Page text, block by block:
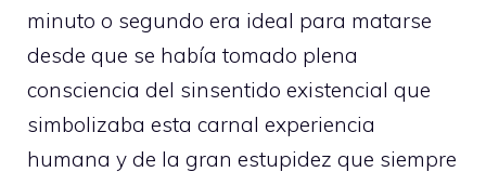
minuto o segundo era ideal para matarse
desde que se había tomado plena
consciencia del sinsentido existencial que
simbolizaba esta carnal experiencia
humana y de la gran estupidez que siempre